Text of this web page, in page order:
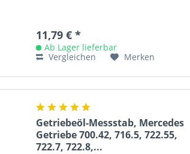
11,79 € *
Ab Lager lieferbar
Vergleichen
Merken
Getriebeöl-Messstab, Mercedes
Getriebe 700.42, 716.5, 722.55,
722.7, 722.8,...